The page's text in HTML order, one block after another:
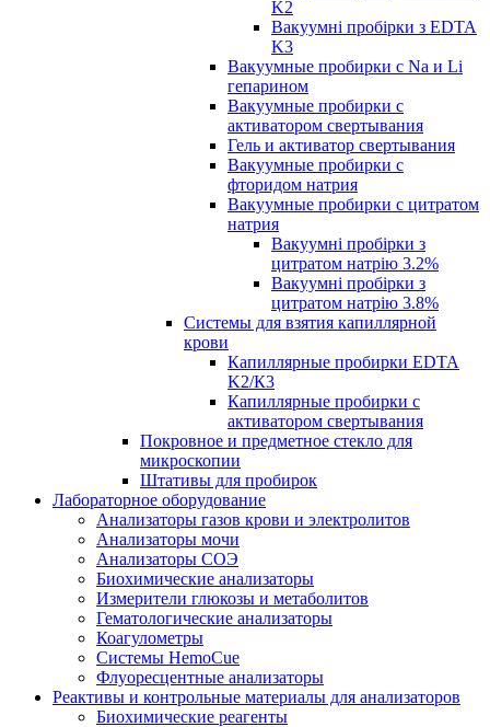
K2
Вакуумні пробірки з EDTA
K3
Вакуумные пробирки с Na и Li
гепарином
Вакуумные пробирки с
активатором свертывания
Гель и активатор свертывания
Вакуумные пробирки с
фторидом натрия
Вакуумные пробирки с цитратом
натрия
Вакуумні пробірки з
цитратом натрію 3.2%
Вакуумні пробірки з
цитратом натрію 3.8%
Системы для взятия капиллярной
крови
Капиллярные пробирки EDTA
K2/К3
Капиллярные пробирки с
активатором свертывания
Покровное и предметное стекло для
микроскопии
Штативы для пробирок
Лабораторное оборудование
Анализаторы газов крови и электролитов
Анализаторы мочи
Анализаторы СОЭ
Биохимические анализаторы
Измерители глюкозы и метаболитов
Гематологические анализаторы
Коагулометры
Системы HemoCue
Флуоресцентные анализаторы
Реактивы и контрольные материалы для анализаторов
Биохимические реагенты